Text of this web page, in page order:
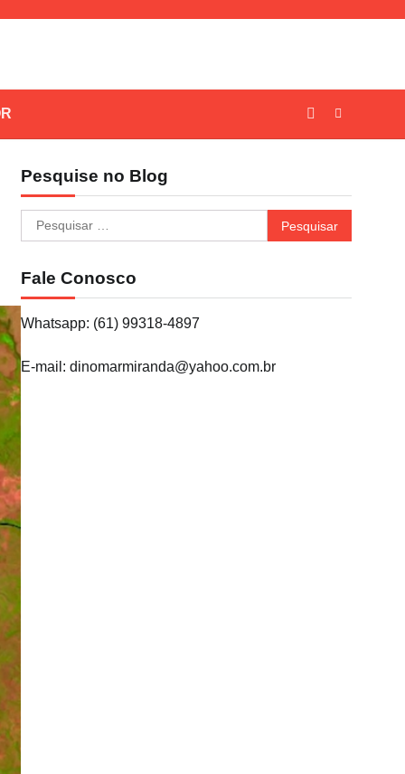
Pesquise no Blog
Pesquisar
por:
Fale Conosco
Whatsapp: (61) 99318-4897
E-mail: dinomarmiranda@yahoo.com.br